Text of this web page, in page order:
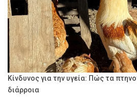
Κίνδυνος για την υγεία: Πώς τα
διάρροια